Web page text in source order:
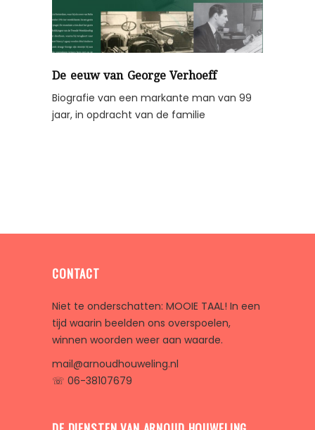
De eeuw van George Verhoeff
Biografie van een markante man van 99
jaar, in opdracht van de familie
CONTACT
Niet te onderschatten: MOOIE TAAL! In een
tijd waarin beelden ons overspoelen,
winnen woorden weer aan waarde.
mail@arnoudhouweling.nl
☏ 06-38107679